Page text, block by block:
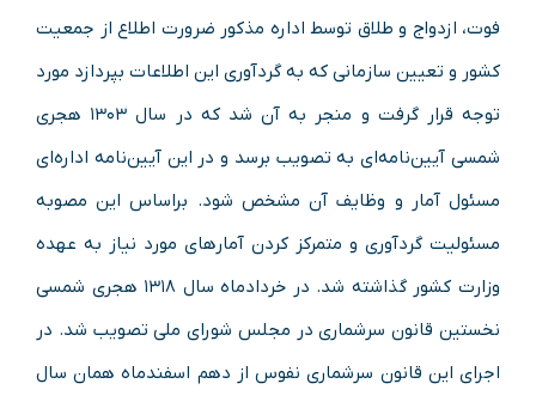
فوت، ازدواج و طلاق توسط اداره مذکور ضرورت اطلاع از جمعیت
کشور و تعیین سازمانی که به گردآوری این اطلاعات بپردازد مورد
توجه قرار گرفت و منجر به آن شد که در سال ۱۳۰۳ هجری
شمسی آیین‌نامه‌ای به تصویب برسد و در این آیین‌نامه اداره‌ای
مسئول آمار و وظایف آن مشخص شود. براساس این مصوبه
مسئولیت گردآوری و متمرکز کردن آمارهای مورد نیاز به عهده
وزارت کشور گذاشته شد. در خردادماه سال ۱۳۱۸ هجری شمسی
نخستین قانون سرشماری در مجلس شورای ملی تصویب شد. در
اجرای این قانون سرشماری نفوس از دهم اسفندماه همان سال